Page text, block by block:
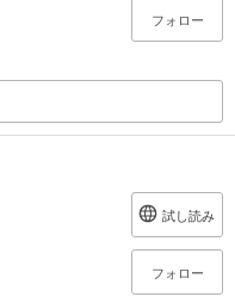
フォロー
試し読み
フォロー